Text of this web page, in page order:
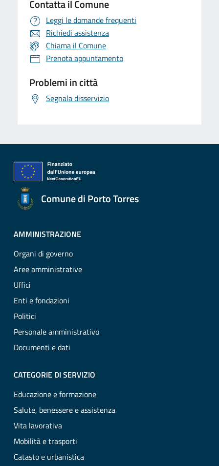
Contatta il Comune
Leggi le domande frequenti
Richiedi assistenza
Chiama il Comune
Prenota appuntamento
Problemi in città
Segnala disservizio
Comune di Porto Torres
AMMINISTRAZIONE
Organi di governo
Aree amministrative
Uffici
Enti e fondazioni
Politici
Personale amministrativo
Documenti e dati
CATEGORIE DI SERVIZIO
Educazione e formazione
Salute, benessere e assistenza
Vita lavorativa
Mobilità e trasporti
Catasto e urbanistica